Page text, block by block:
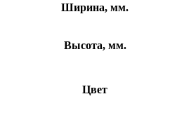
Ширина, мм.
Высота, мм.
Цвет